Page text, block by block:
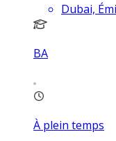
Dubai,
BA
À plein temps